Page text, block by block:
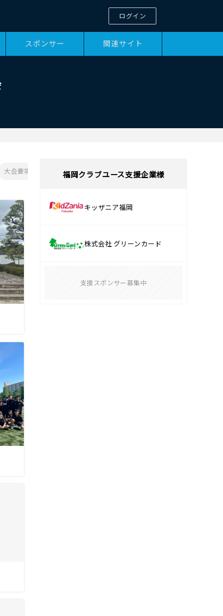
ログイン
スポンサー 関連サイト
大会要項PDF 福岡クラブユース支援企業様
キッザニア福岡
株式会社 グリーンカード
支援スポンサー募集中